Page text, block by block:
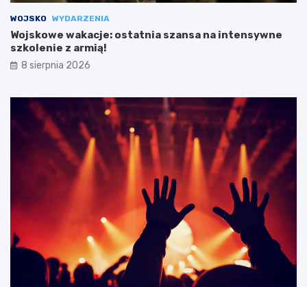
WOJSKO WYDARZENIA
Wojskowe wakacje: ostatnia szansa na intensywne
szkolenie z armią!
8 sierpnia 2026